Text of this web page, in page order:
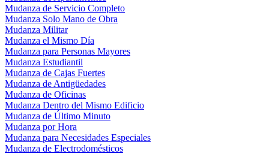
Mudanza de Servicio Completo
Mudanza Solo Mano de Obra
Mudanza Militar
Mudanza el Mismo Día
Mudanza para Personas Mayores
Mudanza Estudiantil
Mudanza de Cajas Fuertes
Mudanza de Antigüedades
Mudanza de Oficinas
Mudanza Dentro del Mismo Edificio
Mudanza de Último Minuto
Mudanza por Hora
Mudanza para Necesidades Especiales
Mudanza de Electrodomésticos